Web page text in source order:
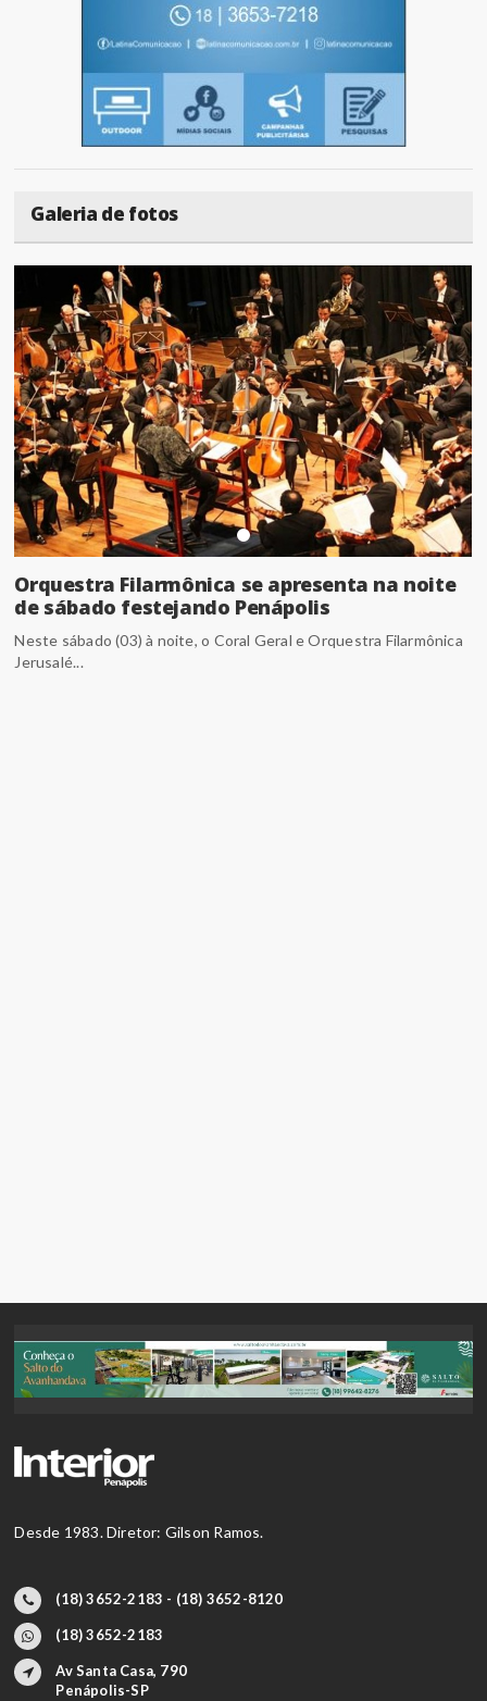
Galeria de fotos
Orquestra Filarmônica se apresenta na noite
de sábado festejando Penápolis
Neste sábado (03) à noite, o Coral Geral e Orquestra Filarmônica
Jerusalé...
Desde 1983. Diretor: Gilson Ramos.
(18) 3652-2183 - (18) 3652-8120
(18) 3652-2183
Av Santa Casa, 790
Penápolis-SP